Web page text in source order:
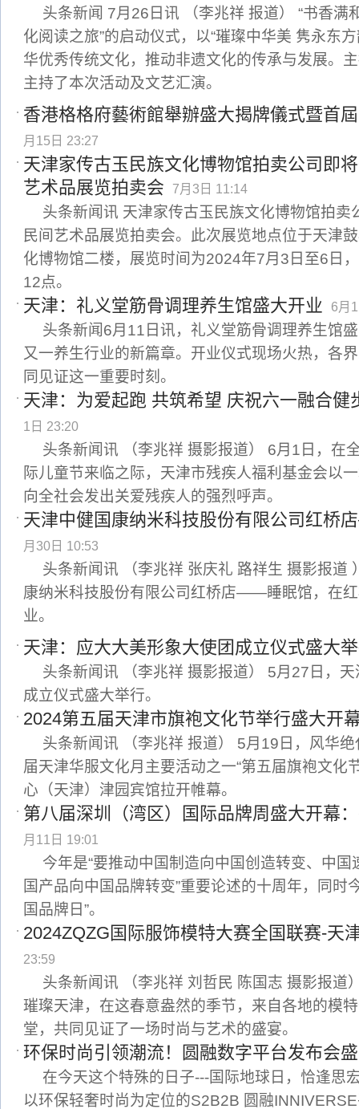
头条新闻 7月26日讯 （李兆祥 报道） “书香满
化阅读之旅”的启动仪式，以“璀璨中华美 隽永东
华优秀传统文化，推动非遗文化的传承与发展。
主持了本次活动及文艺汇演。
香港格格府藝術館舉辦盛大揭牌儀式暨首
月15日 23:27
天津家传古玉民族文化博物馆拍卖公司即
艺术品展览拍卖会
7月3日 11:14
头条新闻讯 天津家传古玉民族文化博物馆拍卖
民间艺术品展览拍卖会。此次展览地点位于天津
化博物馆二楼，展览时间为2024年7月3日至6日
12点。
天津：礼义堂筋骨调理养生馆盛大开业 6月
头条新闻6月11日讯，礼义堂筋骨调理养生馆
又一养生行业的新篇章。开业仪式现场火热，各
同见证这一重要时刻。
天津：为爱起跑 共筑希望 庆祝六一融合健
1日 23:20
头条新闻讯 （李兆祥 摄影报道） 6月1日，在
际儿童节来临之际，天津市残疾人福利基金会以
向全社会发出关爱残疾人的强烈呼声。
天津中健国康纳米科技股份有限公司红桥
月30日 10:53
头条新闻讯 （李兆祥 张庆礼 路祥生 摄影报道
康纳米科技股份有限公司红桥店——睡眠馆，在
业。
天津：应大大美形象大使团成立仪式盛大
头条新闻讯 （李兆祥 摄影报道） 5月27日，
成立仪式盛大举行。
2024第五届天津市旗袍文化节举行盛大开
头条新闻讯 （李兆祥 报道） 5月19日，风华
届天津华服文化月主要活动之一“第五届旗袍文化
心（天津）津园宾馆拉开帷幕。
第八届深圳（湾区）国际品牌周盛大开幕
月11日 19:01
今年是“要推动中国制造向中国创造转变、中
国产品向中国品牌转变”重要论述的十周年，同时
国品牌日”。
2024ZQZG国际服饰模特大赛全国联赛-天
23:59
头条新闻讯 （李兆祥 刘哲民 陈国志 摄影报道
璀璨天津，在这春意盎然的季节，来自各地的模
堂，共同见证了一场时尚与艺术的盛宴。
环保时尚引领潮流！圆融数字平台发布会
在今天这个特殊的日子---国际地球日，恰逢思
以环保轻奢时尚为定位的S2B2B 圆融